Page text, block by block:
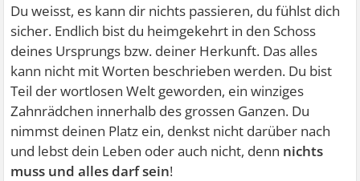
Du weisst, es kann dir nichts passieren, du fühlst dich
sicher. Endlich bist du heimgekehrt in den Schoss
deines Ursprungs bzw. deiner Herkunft. Das alles
kann nicht mit Worten beschrieben werden. Du bist
Teil der wortlosen Welt geworden, ein winziges
Zahnrädchen innerhalb des grossen Ganzen. Du
nimmst deinen Platz ein, denkst nicht darüber nach
und lebst dein Leben oder auch nicht, denn nichts
muss und alles darf sein!